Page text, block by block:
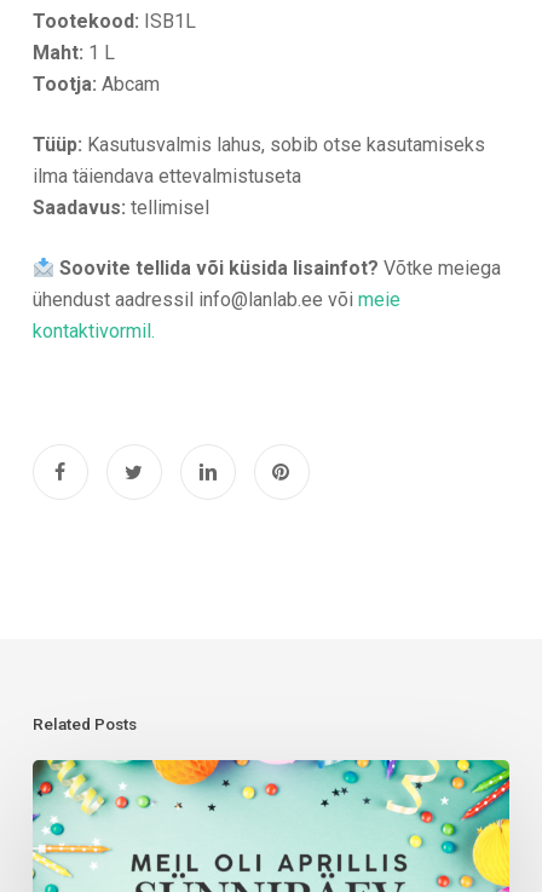
Tootekood: ISB1L
Maht: 1 L
Tootja: Abcam
Tüüp: Kasutusvalmis lahus, sobib otse kasutamiseks
ilma täiendava ettevalmistuseta
Saadavus: tellimisel
Soovite tellida või küsida lisainfot? Võtke meiega
ühendust aadressil info@lanlab.ee või meie
kontaktivormil.
Related Posts